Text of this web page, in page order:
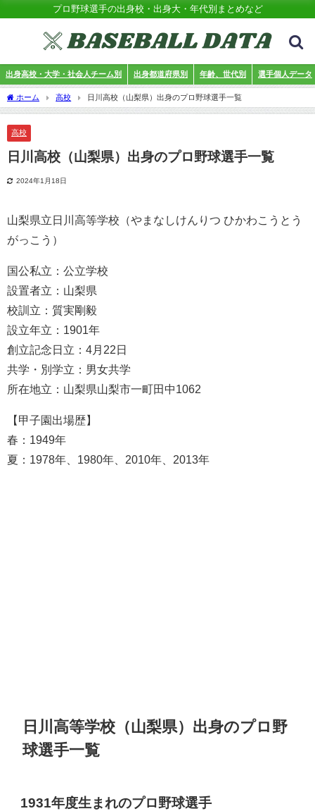
プロ野球選手の出身校・出身大・年代別まとめなど
出身高校・大学・社会人チーム別 出身都道府県別 年齢、世代別 選手個人データ
ホーム 高校 日川高校（山梨県）出身のプロ野球選手一覧
高校
日川高校（山梨県）出身のプロ野球選手一覧
2024年1月18日
山梨県立日川高等学校（やまなしけんりつ ひかわこうとう
がっこう）
国公私立：公立学校
設置者立：山梨県
校訓立：質実剛毅
設立年立：1901年
創立記念日立：4月22日
共学・別学立：男女共学
所在地立：山梨県山梨市一町田中1062
【甲子園出場歴】
春：1949年
夏：1978年、1980年、2010年、2013年
日川高等学校（山梨県）出身のプロ野
球選手一覧
1931年度生まれのプロ野球選手